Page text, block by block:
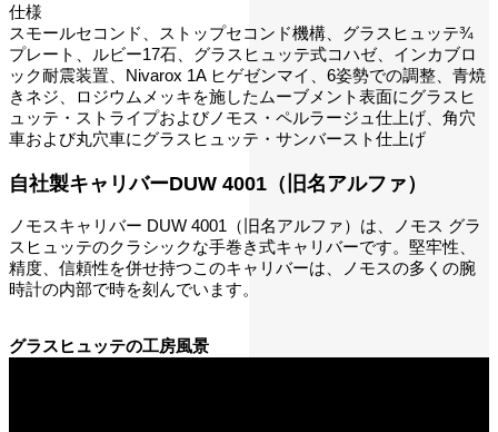
仕様
スモールセコンド、ストップセコンド機構、グラスヒュッテ¾
プレート、ルビー17石、グラスヒュッテ式コハゼ、インカブロ
ック耐震装置、Nivarox 1A ヒゲゼンマイ、6姿勢での調整、青焼
きネジ、ロジウムメッキを施したムーブメント表面にグラスヒ
ュッテ・ストライプおよびノモス・ペルラージュ仕上げ、角穴
車および丸穴車にグラスヒュッテ・サンバースト仕上げ
自社製キャリバーDUW 4001（旧名アルファ）
ノモスキャリバー DUW 4001（旧名アルファ）は、ノモス グラ
スヒュッテのクラシックな手巻き式キャリバーです。堅牢性、
精度、信頼性を併せ持つこのキャリバーは、ノモスの多くの腕
時計の内部で時を刻んでいます。
グラスヒュッテの工房風景